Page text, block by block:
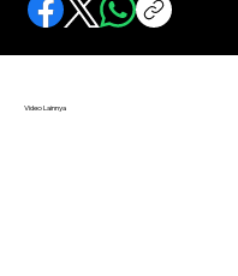
Video Lainnya